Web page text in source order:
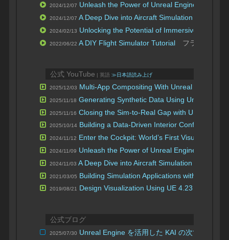
2024/12/07 Unleash the Power of Unreal Engine for
2024/12/07 A Deep Dive into Aircraft Simulation with
2024/02/13 Unlocking the Potential of Immersive Air
2022/06/22 A DIY Flight Simulator Tutorial フライトシミ
公式 YouTube | 英語 ≫日本語読み上げ
2025/12/03 Multi-App Compositing With Unreal Engine,
2025/11/18 Generating Synthetic Data Using Unreal
2025/11/16 Closing the Sim-to-Real Gap with Unreal
2025/10/14 Building a Data-Driven Interior Configurator
2024/11/12 Enter the Cockpit: World’s First Visual
2024/11/09 Unleash the Power of Unreal Engine for
2024/11/03 A Deep Dive into Aircraft Simulation with
2021/03/05 Building Simulation Applications with Unreal
2019/08/21 Design Visualization Using UE 4.23
公式ブログ
2025/07/30 Unreal Engine を活用した KAI の次世代シミ